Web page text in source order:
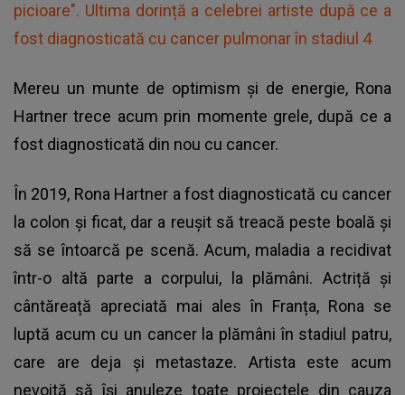
picioare". Ultima dorință a celebrei artiste după ce a
fost diagnosticată cu cancer pulmonar în stadiul 4
Mereu un munte de optimism și de energie, Rona
Hartner trece acum prin momente grele, după ce a
fost diagnosticată din nou cu cancer.
În 2019, Rona Hartner a fost diagnosticată cu cancer
la colon și ficat, dar a reușit să treacă peste boală și
să se întoarcă pe scenă. Acum, maladia a recidivat
într-o altă parte a corpului, la plămâni. Actriță și
cântăreață apreciată mai ales în Franța, Rona se
luptă acum cu un cancer la plămâni în stadiul patru,
care are deja și metastaze. Artista este acum
nevoită să își anuleze toate proiectele din cauza